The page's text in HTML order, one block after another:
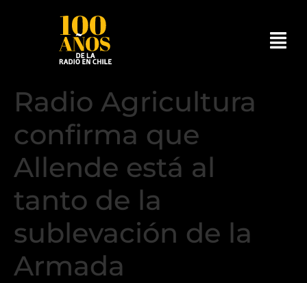
Radio Agricultura
confirma que
Allende está al
tanto de la
sublevación de la
Armada